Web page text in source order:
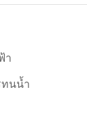
า
นน้ำ